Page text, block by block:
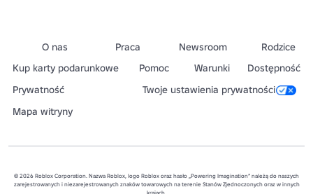
O nas Praca Newsroom
Rodzice
Kup karty podarunkowe
Pomoc Warunki
Dostępność
Prywatność
Twoje ustawienia prywatności
Mapa witryny
© 2026 Roblox Corporation. Nazwa Roblox, logo Roblox oraz hasło „Powering Imagination” należą do naszych
zarejestrowanych i niezarejestrowanych znaków towarowych na terenie Stanów Zjednoczonych oraz w innych
krajach.